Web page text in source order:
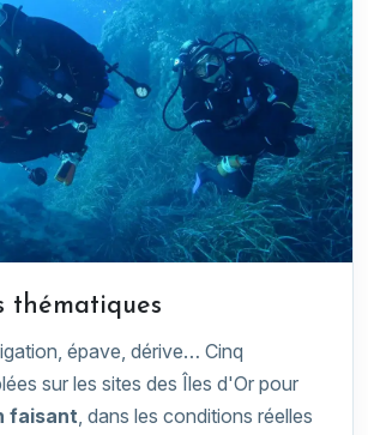
thématiques
épave, dérive… Cinq
sur les sites des Îles d'Or pour
faisant, dans les conditions réelles